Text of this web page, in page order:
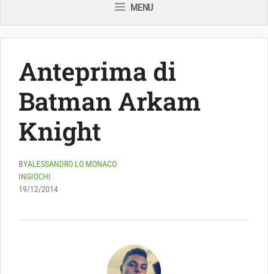
MENU
Anteprima di
Batman Arkam
Knight
BYALESSANDRO LO MONACO
INGIOCHI
19/12/2014